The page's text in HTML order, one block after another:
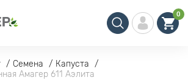
0
Семена
Капуста
Амагер 611 Аэлита